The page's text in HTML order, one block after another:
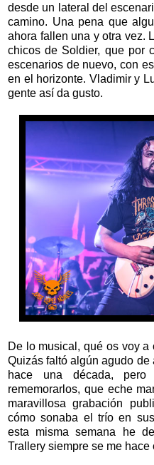
desde un lateral del
camino. Una pena que
ahora fallen una y otra vez.
chicos de Soldier, que por
escenarios de nuevo, con
en el horizonte. Vladimir y
gente así da gusto.
De lo musical, qué os voy a
Quizás faltó algún agudo
hace una década,
rememorarlos, que eche
maravillosa grabación
cómo sonaba el trío en
esta misma semana he
Trallery siempre se me hace